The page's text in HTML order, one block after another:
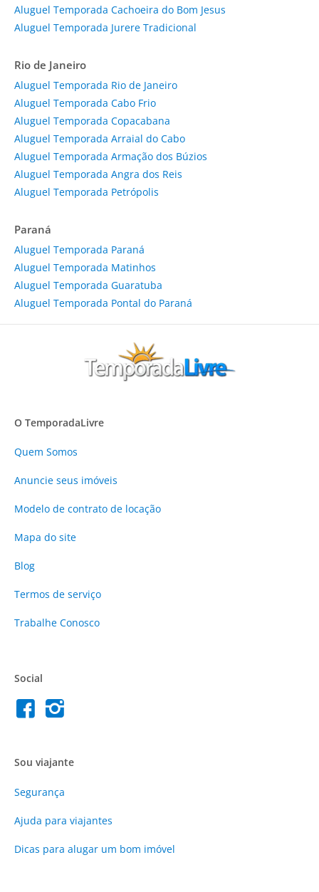
Aluguel Temporada Cachoeira do Bom Jesus
Aluguel Temporada Jurere Tradicional
Rio de Janeiro
Aluguel Temporada Rio de Janeiro
Aluguel Temporada Cabo Frio
Aluguel Temporada Copacabana
Aluguel Temporada Arraial do Cabo
Aluguel Temporada Armação dos Búzios
Aluguel Temporada Angra dos Reis
Aluguel Temporada Petrópolis
Paraná
Aluguel Temporada Paraná
Aluguel Temporada Matinhos
Aluguel Temporada Guaratuba
Aluguel Temporada Pontal do Paraná
O TemporadaLivre
Quem Somos
Anuncie seus imóveis
Modelo de contrato de locação
Mapa do site
Blog
Termos de serviço
Trabalhe Conosco
Social
Sou viajante
Segurança
Ajuda para viajantes
Dicas para alugar um bom imóvel